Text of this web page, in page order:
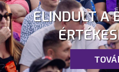
ELINDULT A